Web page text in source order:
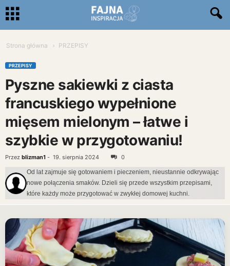
Strona główna PRZEPISY
PRZEPISY
Pyszne sakiewki z ciasta
francuskiego wypełnione
mięsem mielonym – łatwe i
szybkie w przygotowaniu!
Przez blizman1 - 19. sierpnia 2024 0
Od lat zajmuje się gotowaniem i pieczeniem, nieustannie odkrywając
nowe połączenia smaków. Dzieli się przede wszystkim przepisami,
które każdy może przygotować w zwykłej domowej kuchni.